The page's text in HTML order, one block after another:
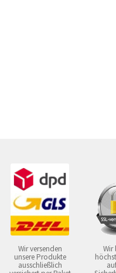
Wir versenden
unsere Produkte
ausschließlich
Wir